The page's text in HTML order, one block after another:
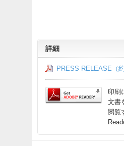
詳細
PRESS RELEASE（約
印刷
文書
閲覧